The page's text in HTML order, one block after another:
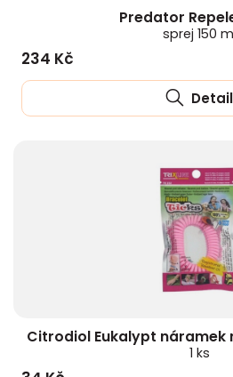
Predator
sprej 150
234 Kč
Detail
Citrodiol Eukalypt náramek
1 ks